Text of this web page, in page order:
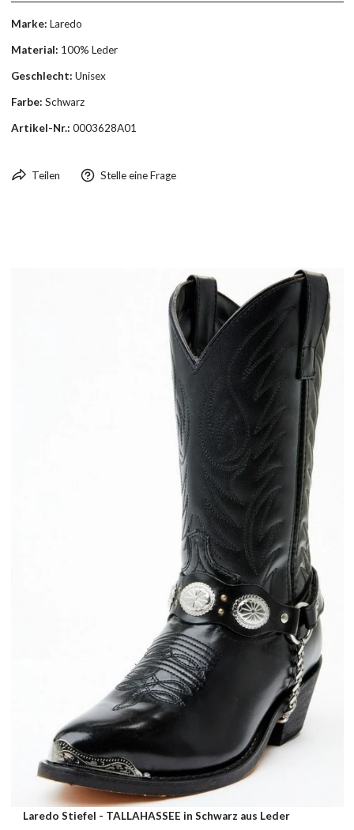
Marke: Laredo
Material: 100% Leder
Geschlecht: Unisex
Farbe: Schwarz
Artikel-Nr.: 0003628A01
Teilen Stelle eine Frage
Laredo Stiefel - TALLAHASSEE in Schwarz aus Leder